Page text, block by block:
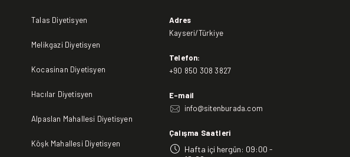
Talas Diyetisyen
Melikgazi Diyetisyen
Kocasinan Diyetisyen
Hacılar Diyetisyen
Alpaslan Mahallesi Diyetisyen
Köşk Mahallesi Diyetisyen
Adres
Kayseri/Türkiye
Telefon:
+90 850 308 3827
E-mail
info@sitenburada.com
Çalışma Saatleri
Hafta içi hergün: 09:00 -